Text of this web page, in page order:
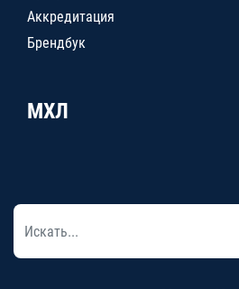
Аккредитация
Брендбук
МХЛ